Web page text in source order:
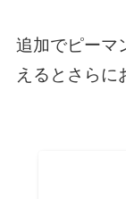
追加でピーマ
えるとさらに